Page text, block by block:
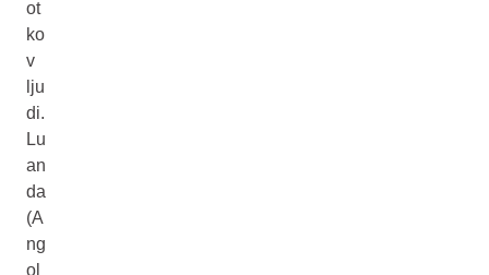
ot
ko
v
lju
di.
Lu
an
da
(A
ng
ol